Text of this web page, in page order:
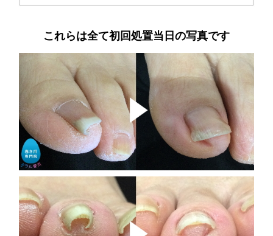
これらは全て初回処置当日の写真です